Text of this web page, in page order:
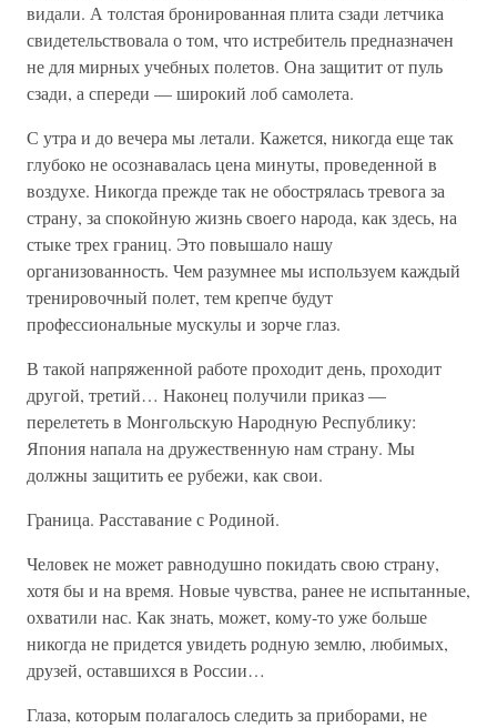
видали. А толстая бронированная плита сзади летчика
свидетельствовала о том, что истребитель предназначен
не для мирных учебных полетов. Она защитит от пуль
сзади, а спереди — широкий лоб самолета.
С утра и до вечера мы летали. Кажется, никогда еще так
глубоко не осознавалась цена минуты, проведенной в
воздухе. Никогда прежде так не обострялась тревога за
страну, за спокойную жизнь своего народа, как здесь, на
стыке трех границ. Это повышало нашу
организованность. Чем разумнее мы используем каждый
тренировочный полет, тем крепче будут
профессиональные мускулы и зорче глаз.
В такой напряженной работе проходит день, проходит
другой, третий… Наконец получили приказ —
перелететь в Монгольскую Народную Республику:
Япония напала на дружественную нам страну. Мы
должны защитить ее рубежи, как свои.
Граница. Расставание с Родиной.
Человек не может равнодушно покидать свою страну,
хотя бы и на время. Новые чувства, ранее не испытанные,
охватили нас. Как знать, может, кому-то уже больше
никогда не придется увидеть родную землю, любимых,
друзей, оставшихся в России…
Глаза, которым полагалось следить за приборами, не